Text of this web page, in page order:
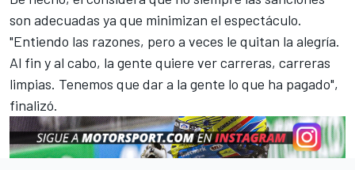
son adecuadas ya que minimizan el espectáculo.
"Entiendo las razones, pero a veces le quitan la alegría.
Al fin y al cabo, la gente quiere ver carreras, carreras
limpias. Tenemos que dar a la gente lo que ha pagado",
finalizó.